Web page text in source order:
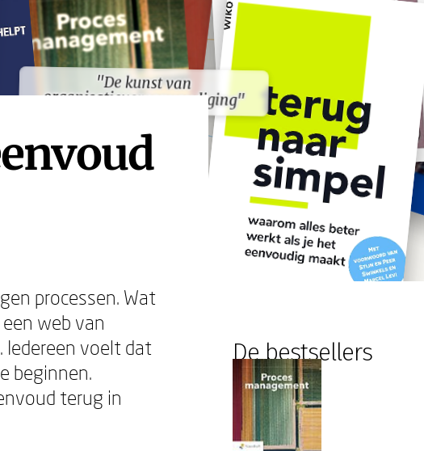
"De kunst van
organisatievereenvoudiging"
"De kunst van
organisatievereenvoudiging"
processen. Wat
web van
Iedereen voelt dat
beginnen.
terug in
De bestsellers